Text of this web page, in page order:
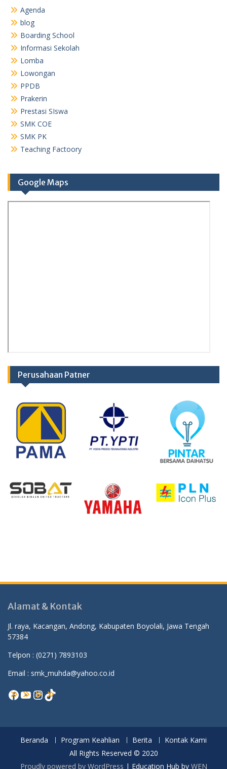
Agenda
blog
Boarding School
Informasi Sekolah
Lomba
Lowongan
PPDB
Prakerin
Prestasi SIswa
SMK COE
SMK PK
Teaching Factoory
Google Maps
Perusahaan Patner
Alamat & Kontak
Jl. raya, Kacangan, Andong, Kabupaten Boyolali, Jawa Tengah
57384
Telpon : (0271) 7893103
Email : smk_muhda@yahoo.co.id
Facebook
YouTube
Instagram
TikTok
Beranda Program Keahlian Berita
Kontak Kami
All Rights Reserved © 2020
Proudly powered by WordPress | Education Hub by WEN